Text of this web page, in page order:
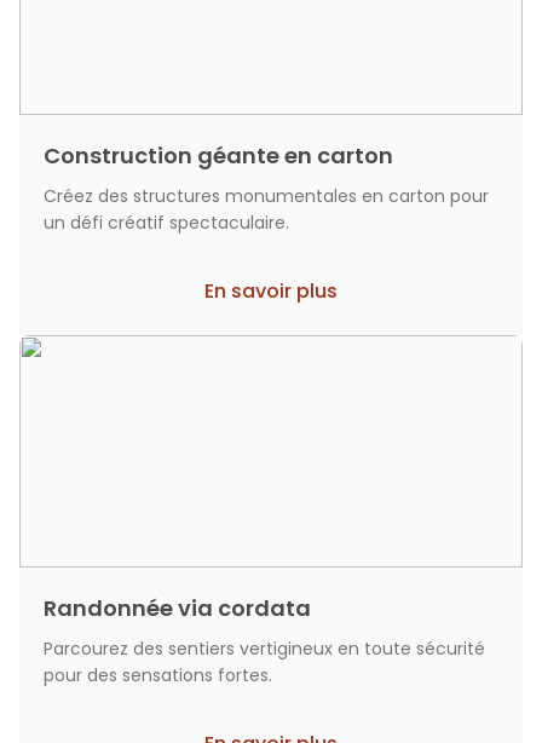
Construction géante en carton
Créez des structures monumentales en carton pour
un défi créatif spectaculaire.
En savoir plus
Randonnée via cordata
Parcourez des sentiers vertigineux en toute sécurité
pour des sensations fortes.